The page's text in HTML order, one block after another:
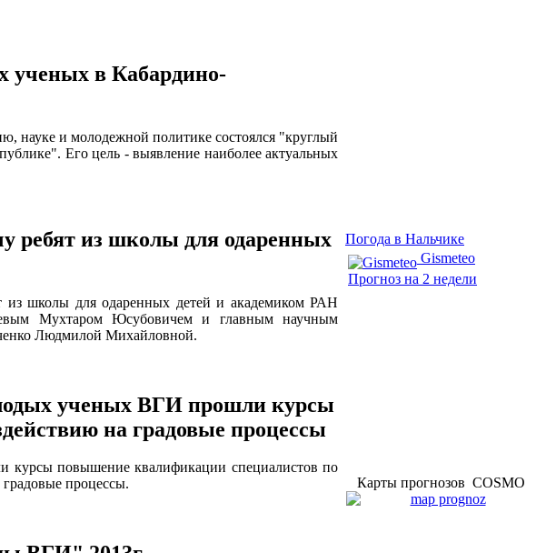
ученых в Кабардино-
науке и молодежной политике состоялся "круглый
Его цель - выявление наиболее актуальных
ребят из школы для одаренных
из школы для одаренных детей и академиком РАН
Мухтаром Юсубовичем и главным научным
Людмилой Михайловной.
ученых ВГИ прошли курсы
на градовые процессы
курсы повышение квалификации специалистов по
процессы.
Погода в Нальчике
Gismeteo
Прогноз на 2 недели
Карты прогнозов COSMO